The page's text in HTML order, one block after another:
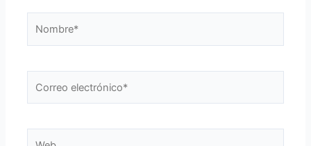
electrónico*